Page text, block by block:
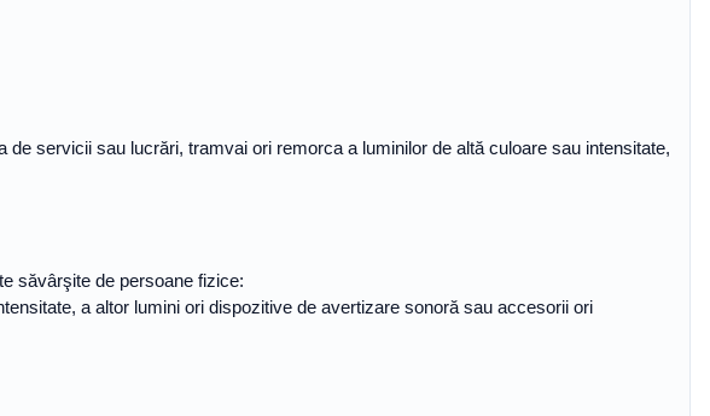
servicii sau lucrări, tramvai ori remorca a luminilor de altă culoare sau intensitate,
săvârşite de persoane fizice:
a altor lumini ori dispozitive de avertizare sonoră sau accesorii ori